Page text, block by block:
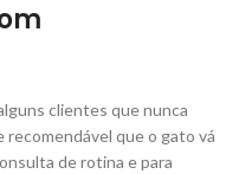
clientes que nunca
recomendável que o gato vá
de rotina e para